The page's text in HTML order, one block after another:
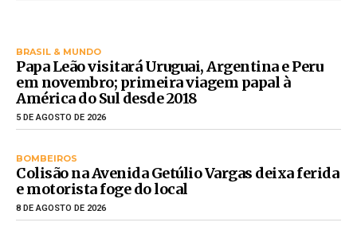
BRASIL & MUNDO
Papa Leão visitará Uruguai, Argentina e Peru
em novembro; primeira viagem papal à
América do Sul desde 2018
5 DE AGOSTO DE 2026
BOMBEIROS
Colisão na Avenida Getúlio Vargas deixa ferida
e motorista foge do local
8 DE AGOSTO DE 2026